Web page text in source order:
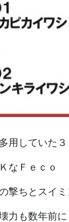
用していた３
なＦｅｃｏ
撃ちとスイ
力も数年前